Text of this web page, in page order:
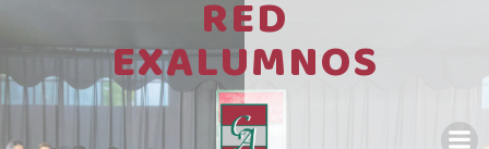
Saltar
al
contenido
RED
EXALUMNOS